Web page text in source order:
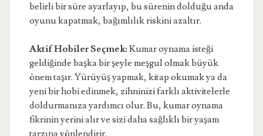
belirli bir süre ayarlayıp, bu sürenin dolduğu anda
oyunu kapatmak, bağımlılık riskini azaltır.
Aktif Hobiler Seçmek: Kumar oynama isteği
geldiğinde başka bir şeyle meşgul olmak büyük
önem taşır. Yürüyüş yapmak, kitap okumak ya da
yeni bir hobi edinmek, zihninizi farklı aktivitelerle
doldurmanıza yardımcı olur. Bu, kumar oynama
fikrinin yerini alır ve sizi daha sağlıklı bir yaşam
tarzına yönlendirir.